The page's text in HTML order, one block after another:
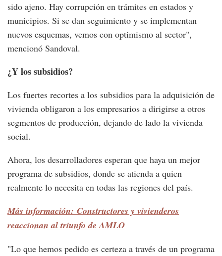
sido ajeno. Hay corrupción en trámites en estados y
municipios. Si se dan seguimiento y se implementan
nuevos esquemas, vemos con optimismo al sector",
mencionó Sandoval.
¿Y los subsidios?
Los fuertes recortes a los subsidios para la adquisición de
vivienda obligaron a los empresarios a dirigirse a otros
segmentos de producción, dejando de lado la vivienda
social.
Ahora, los desarrolladores esperan que haya un mejor
programa de subsidios, donde se atienda a quien
realmente lo necesita en todas las regiones del país.
Más información: Constructores y vivienderos
reaccionan al triunfo de AMLO
"Lo que hemos pedido es certeza a través de un programa